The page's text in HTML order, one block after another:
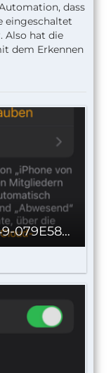
dass
eingeschaltet
Also hat die
dem Erkennen
DEBD944A-4717-4C84-9949-079E58D80FB5_autoscaled.png